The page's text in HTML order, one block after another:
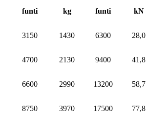
funti kg funti kN
3150 1430 6300 28,0
4700 2130 9400 41,8
6600 2990 13200 58,7
8750 3970 17500 77,8